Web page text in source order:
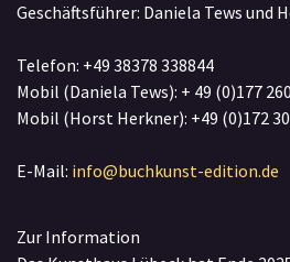
Geschäftsführer: Daniela Tews und
Telefon: +49 38378 338844
Mobil (Daniela Tews): + 49 (0)177
Mobil (Horst Herkner): +49 (0)172
E-Mail: info@buchkunst-edition.de
Zur Information